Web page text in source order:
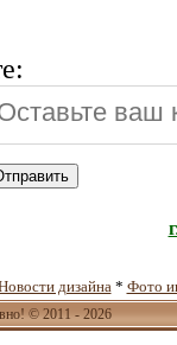
дизайна* Фото
© 2011 - 2026